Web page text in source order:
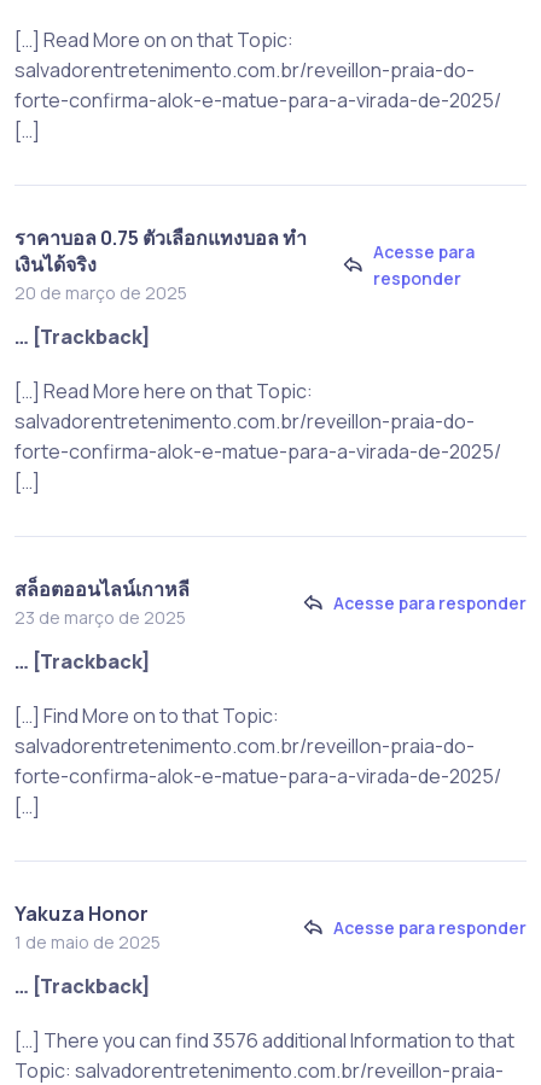
[…] Read More on on that Topic:
salvadorentretenimento.com.br/reveillon-praia-do-
forte-confirma-alok-e-matue-para-a-virada-de-2025/
[…]
ราคาบอล 0.75 ตัวเลือกแทงบอล ทำ
เงินได้จริง
20 de março de 2025
Acesse para
responder
… [Trackback]
[…] Read More here on that Topic:
salvadorentretenimento.com.br/reveillon-praia-do-
forte-confirma-alok-e-matue-para-a-virada-de-2025/
[…]
สล็อตออนไลน์เกาหลี
23 de março de 2025
Acesse para responder
… [Trackback]
[…] Find More on to that Topic:
salvadorentretenimento.com.br/reveillon-praia-do-
forte-confirma-alok-e-matue-para-a-virada-de-2025/
[…]
Yakuza Honor
1 de maio de 2025
Acesse para responder
… [Trackback]
[…] There you can find 3576 additional Information to that
Topic: salvadorentretenimento.com.br/reveillon-praia-